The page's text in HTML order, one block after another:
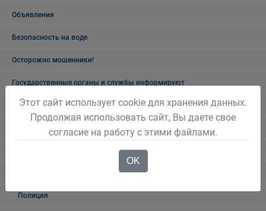
Объявления
Безопасность на воде
Осторожно мошенники!
Государственные органы и службы информируют
Учреждения Здравоохранения
Налоговая инспекция информирует
Полиция
Этот сайт использует cookie для хранения данных.
Продолжая использовать сайт, Вы даете свое
согласие на работу с этими файлами.
OK